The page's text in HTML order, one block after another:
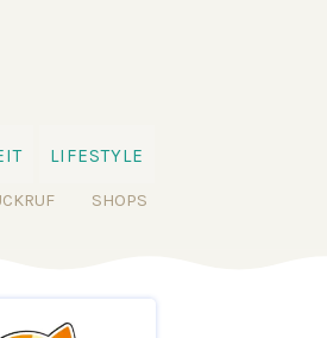
LIFESTYLE
SHOPS